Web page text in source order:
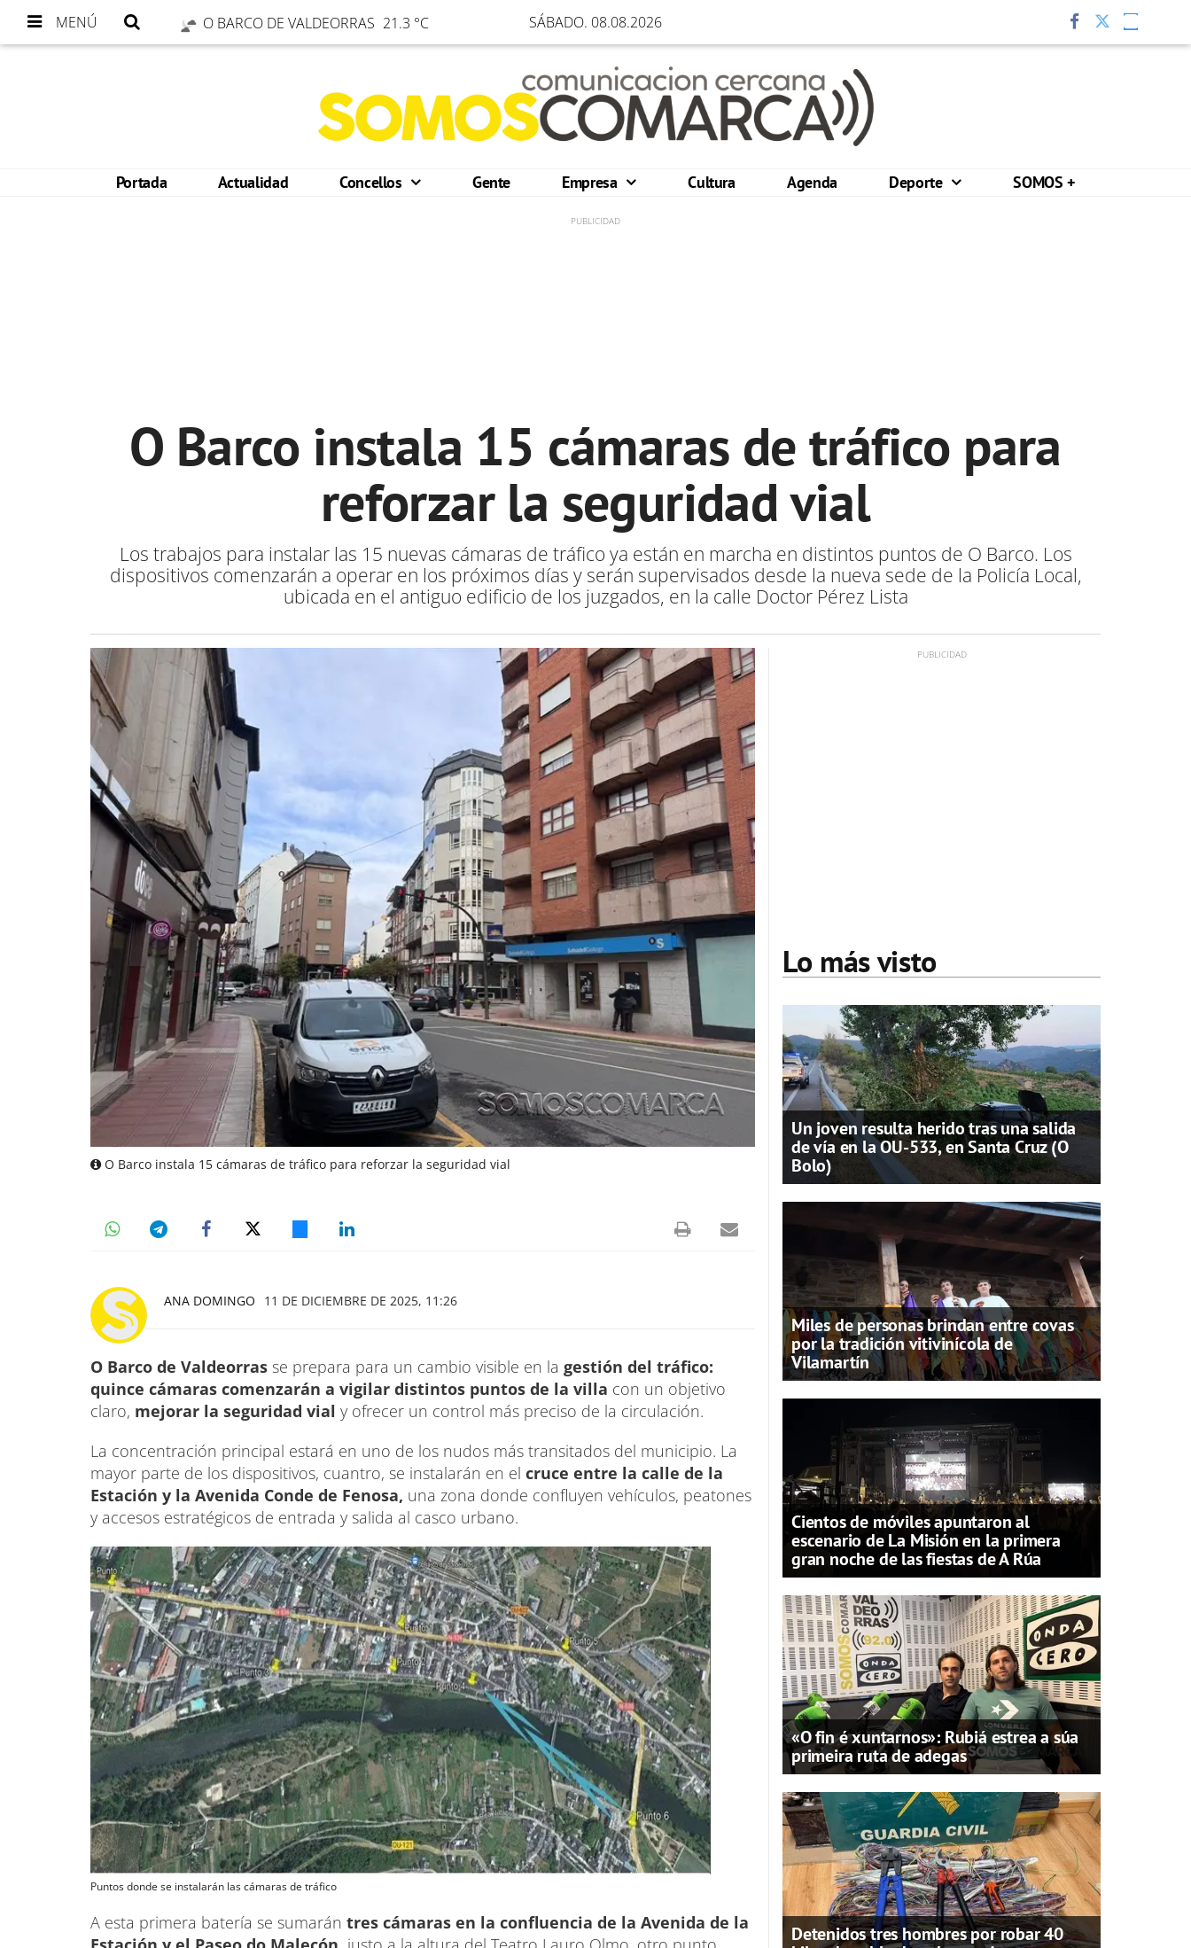
MENÚ O BARCO DE VALDEORRAS 21.3 °C SÁBADO. 08.08.2026
Portada Actualidad Concellos Gente Empresa Cultura Agenda Deporte SOMOS +
O Barco instala 15 cámaras de tráfico para
reforzar la seguridad vial
Los trabajos para instalar las 15 nuevas cámaras de tráfico ya están en marcha en distintos puntos de O Barco. Los
dispositivos comenzarán a operar en los próximos días y serán supervisados desde la nueva sede de la Policía Local,
ubicada en el antiguo edificio de los juzgados, en la calle Doctor Pérez Lista
O Barco instala 15 cámaras de tráfico para reforzar la seguridad vial
ANA DOMINGO 11 DE DICIEMBRE DE 2025, 11:26
O Barco de Valdeorras se prepara para un cambio visible en la gestión del tráfico:
quince cámaras comenzarán a vigilar distintos puntos de la villa con un objetivo
claro, mejorar la seguridad vial y ofrecer un control más preciso de la circulación.
La concentración principal estará en uno de los nudos más transitados del municipio. La
mayor parte de los dispositivos, cuantro, se instalarán en el cruce entre la calle de la
Estación y la Avenida Conde de Fenosa, una zona donde confluyen vehículos, peatones
y accesos estratégicos de entrada y salida al casco urbano.
Puntos donde se instalarán las cámaras de tráfico
A esta primera batería se sumarán tres cámaras en la confluencia de la Avenida de la
Lo más visto
Un joven resulta herido tras una salida
de vía en la OU-533, en Santa Cruz (O
Bolo)
Miles de personas brindan entre covas
por la tradición vitivinícola de
Vilamartín
Cientos de móviles apuntaron al
escenario de La Misión en la primera
gran noche de las fiestas de A Rúa
«O fin é xuntarnos»: Rubiá estrea a súa
primeira ruta de adegas
Detenidos tres hombres por robar 40